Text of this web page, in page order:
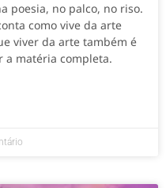
poesia, no palco, no riso.
como vive da arte
viver da arte também é
a matéria completa.